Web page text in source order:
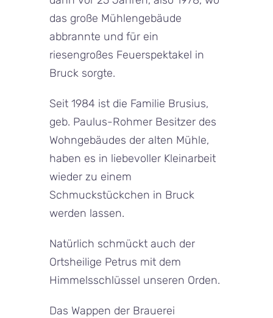
das große Mühlengebäude
abbrannte und für ein
riesengroßes Feuerspektakel in
Bruck sorgte.
Seit 1984 ist die Familie Brusius,
geb. Paulus-Rohmer Besitzer des
Wohngebäudes der alten Mühle,
haben es in liebevoller Kleinarbeit
wieder zu einem
Schmuckstückchen in Bruck
werden lassen.
Natürlich schmückt auch der
Ortsheilige Petrus mit dem
Himmelsschlüssel unseren Orden.
Das Wappen der Brauerei